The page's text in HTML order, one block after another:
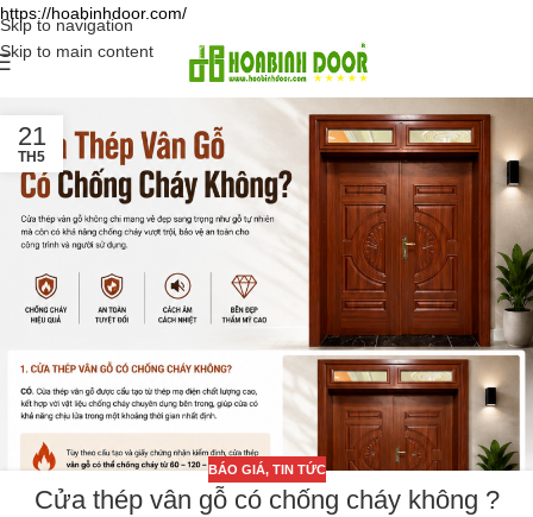
https://hoabinhdoor.com/
Skip to navigation
Skip to main content
21
TH5
BÁO GIÁ, TIN TỨC
Cửa thép vân gỗ có chống cháy không ?